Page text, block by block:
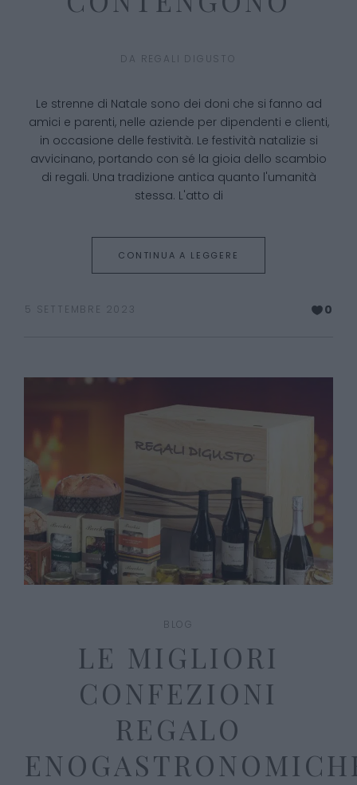
DA REGALI DIGUSTO
Le strenne di Natale sono dei doni che si fanno ad
amici e parenti, nelle aziende per dipendenti e clienti,
in occasione delle festività. Le festività natalizie si
avvicinano, portando con sé la gioia dello scambio
di regali. Una tradizione antica quanto l'umanità
stessa. L'atto di
CONTINUA A LEGGERE
5 SETTEMBRE 2023 0
BLOG
LE MIGLIORI
CONFEZIONI
REGALO